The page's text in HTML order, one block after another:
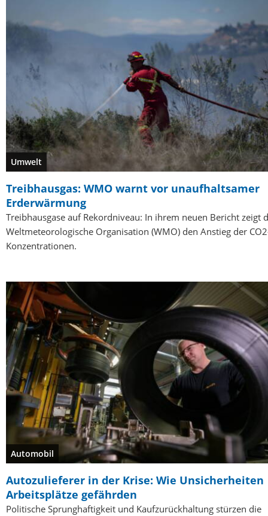
Umwelt
Treibhausgas: WMO warnt vor unaufhaltsamer
Erderwärmung
Treibhausgase auf Rekordniveau: In ihrem neuen Bericht zeigt
Weltmeteorologische Organisation (WMO) den Anstieg der
Konzentrationen.
Automobil
Autozulieferer in der Krise: Wie Unsicherheiten
Arbeitsplätze gefährden
Politische Sprunghaftigkeit und Kaufzurückhaltung stürzen die